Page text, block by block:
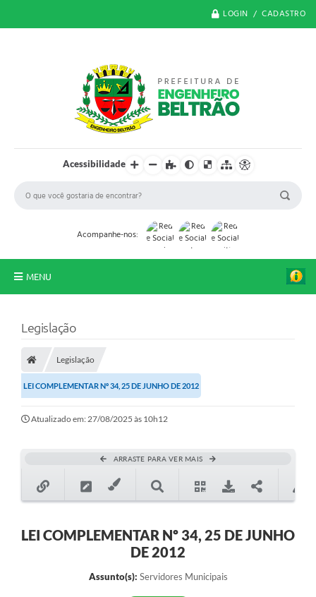
LOGIN / CADASTRO
Acessibilidade
Acompanhe-nos:
MENU
Transparência
Legislação
Editais
Covid-19 / Vacinação
Secretarias
A Prefeitura
Legislação
Legislação
LEI COMPLEMENTAR Nº 34, 25 DE JUNHO DE 2012
Atualizado em: 27/08/2025 às 10h12
ARRASTE PARA VER MAIS
LEI COMPLEMENTAR Nº 34, 25 DE JUNHO
DE 2012
Assunto(s): Servidores Municipais